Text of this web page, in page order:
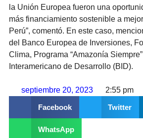
la Unión Europea fueron una
más financiamiento sostenible a
Perú”, comentó. En este caso,
del Banco Europea de Inversiones,
Clima, Programa “Amazonía
Interamericano de Desarrollo (BID).
septiembre 20, 2023 2:55 pm
Facebook Twitter
WhatsApp